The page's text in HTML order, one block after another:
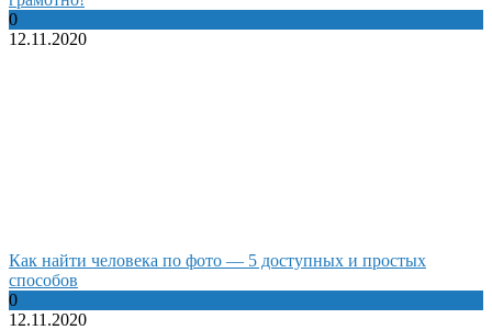
0
12.11.2020
Как найти человека по фото — 5 доступных и простых
способов
0
12.11.2020